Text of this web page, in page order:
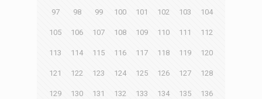
97 98 99 100 101 102 103 104
105 106 107 108 109 110 111 112
113 114 115 116 117 118 119 120
121 122 123 124 125 126 127 128
129 130 131 132 133 134 135 136